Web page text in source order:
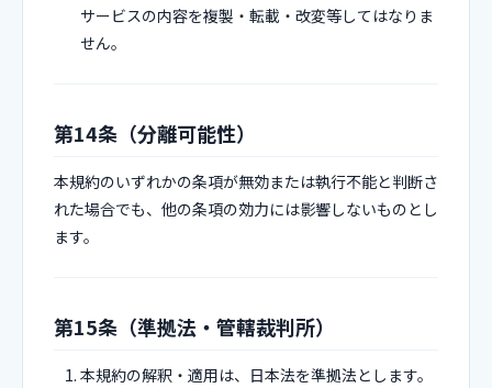
サービスの内容を複製・転載・改変等してはなりま
せん。
第14条（分離可能性）
本規約のいずれかの条項が無効または執行不能と判断さ
れた場合でも、他の条項の効力には影響しないものとし
ます。
第15条（準拠法・管轄裁判所）
本規約の解釈・適用は、日本法を準拠法とします。